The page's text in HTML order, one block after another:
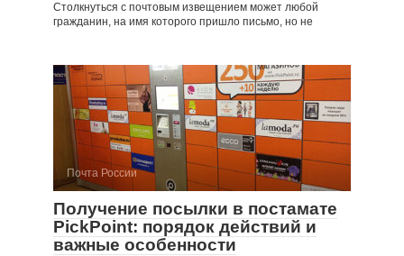
Столкнуться с почтовым извещением может любой
гражданин, на имя которого пришло письмо, но не
Почта России
Получение посылки в постамате
PickPoint: порядок действий и
важные особенности